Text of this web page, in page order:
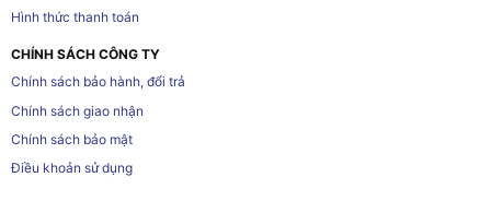
Hình thức thanh toán
CHÍNH SÁCH CÔNG TY
Chính sách bảo hành, đổi trả
Chính sách giao nhận
Chính sách bảo mật
Điều khoản sử dụng